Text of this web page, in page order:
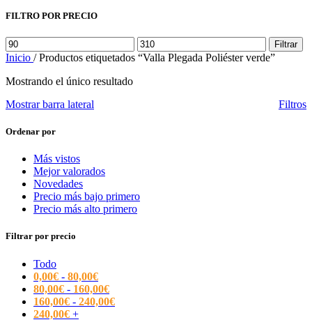
FILTRO POR PRECIO
Precio
mínimo
Precio
máximo
Filtrar
Inicio / Productos etiquetados “Valla Plegada Poliéster verde”
Mostrando el único resultado
Mostrar barra lateral
Filtros
Ordenar por
Más vistos
Mejor valorados
Novedades
Precio más bajo primero
Precio más alto primero
Filtrar por precio
Todo
0,00€ - 80,00€
80,00€ - 160,00€
160,00€ - 240,00€
240,00€ +